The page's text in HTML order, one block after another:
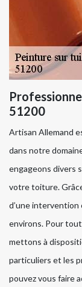
51200
Artisan Allemand
dans notre
engageons divers
votre toiture.
d’une
environs. Pour
mettons à
particuliers et les
pouvez vous faire